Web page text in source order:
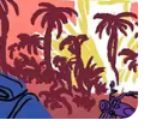
Don't Try"